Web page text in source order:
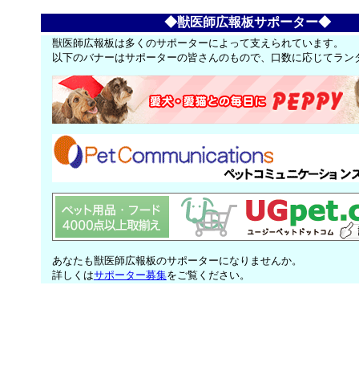
◆獣医師広報板サポーター◆
獣医師広報板は多くのサポーターによって支えられています。
以下のバナーはサポーターの皆さんのもので、口数に応じてラ
あなたも獣医師広報板のサポーターになりませんか。
詳しくはサポーター募集をご覧ください。